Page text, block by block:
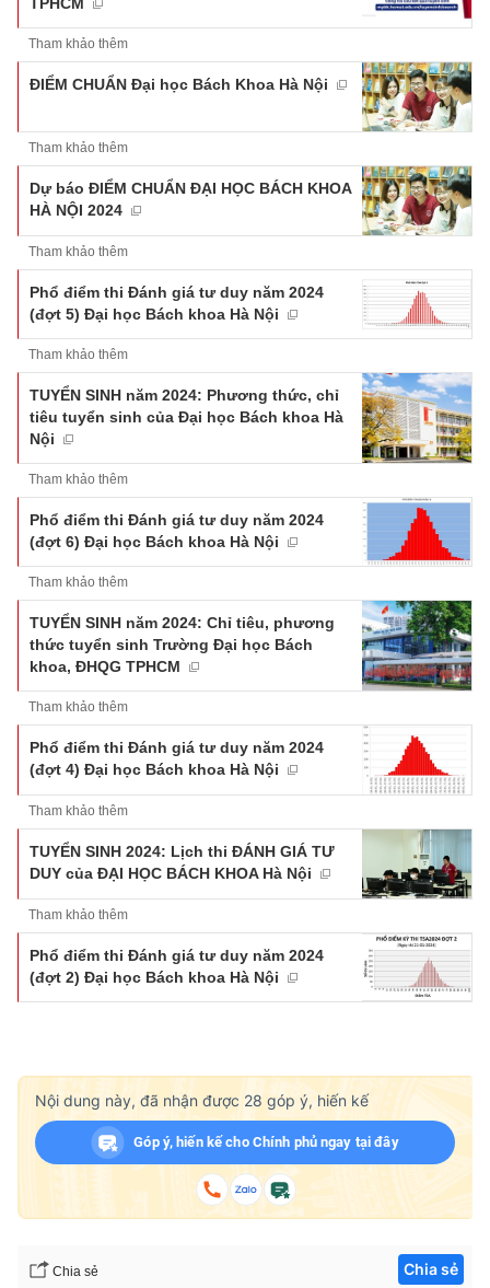
TPHCM
Tham khảo thêm
ĐIỂM CHUẨN Đại học Bách Khoa Hà Nội
Tham khảo thêm
Dự báo ĐIỂM CHUẨN ĐẠI HỌC BÁCH KHOA
HÀ NỘI 2024
Tham khảo thêm
Phổ điểm thi Đánh giá tư duy năm 2024
(đợt 5) Đại học Bách khoa Hà Nội
Tham khảo thêm
TUYỂN SINH năm 2024: Phương thức, chỉ
tiêu tuyển sinh của Đại học Bách khoa Hà
Nội
Tham khảo thêm
Phổ điểm thi Đánh giá tư duy năm 2024
(đợt 6) Đại học Bách khoa Hà Nội
Tham khảo thêm
TUYỂN SINH năm 2024: Chỉ tiêu, phương
thức tuyển sinh Trường Đại học Bách
khoa, ĐHQG TPHCM
Tham khảo thêm
Phổ điểm thi Đánh giá tư duy năm 2024
(đợt 4) Đại học Bách khoa Hà Nội
Tham khảo thêm
TUYỂN SINH 2024: Lịch thi ĐÁNH GIÁ TƯ
DUY của ĐẠI HỌC BÁCH KHOA Hà Nội
Tham khảo thêm
Phổ điểm thi Đánh giá tư duy năm 2024
(đợt 2) Đại học Bách khoa Hà Nội
Nội dung này, đã nhận được 28 góp ý, hiến kế
Góp ý, hiến kế cho Chính phủ ngay tại đây
Chia sẻ Chia sẻ